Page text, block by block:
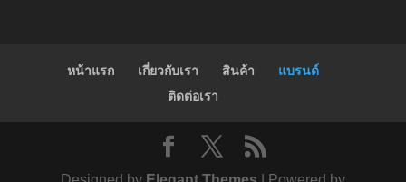
หน้าแรก เกี่ยวกับเรา สินค้า
แบรนด์
ติดต่อเรา